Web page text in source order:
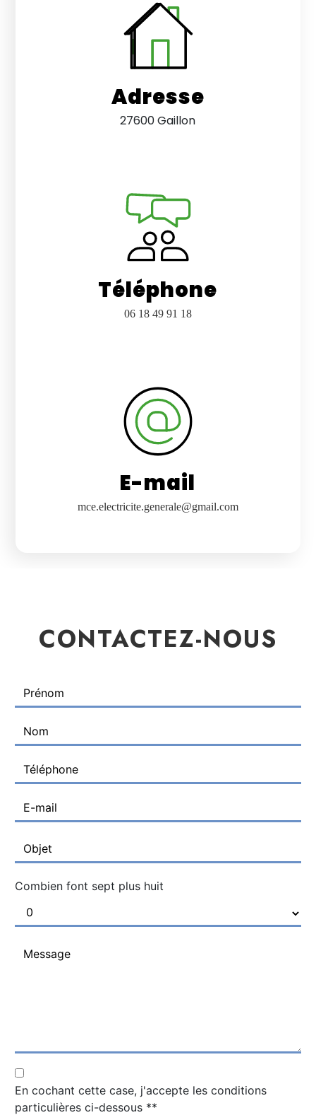
Adresse
27600 Gaillon
Téléphone
06 18 49 91 18
E-mail
mce.electricite.generale@gmail.com
CONTACTEZ-NOUS
Combien font sept plus huit
En cochant cette case, j'accepte les conditions
particulières ci-dessous **